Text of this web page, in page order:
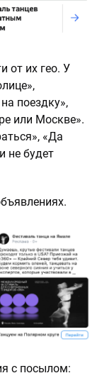
от их гео. У
поездку»,
или Москве».
«Да
не будет
с посылом: